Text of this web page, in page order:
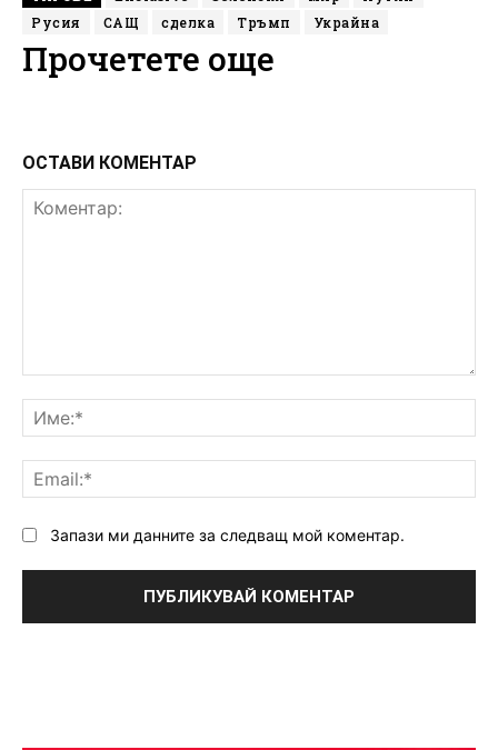
Русия
САЩ сделка Тръмп Украйна
Прочетете още
ОСТАВИ КОМЕНТАР
Запази ми данните за следващ мой коментар.